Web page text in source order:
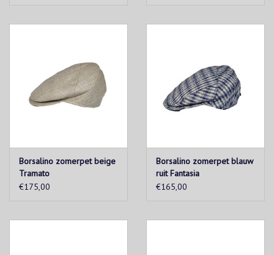
Borsalino zomerpet beige
Tramato
€175,00
Borsalino zomerpet blauw
ruit Fantasia
€165,00